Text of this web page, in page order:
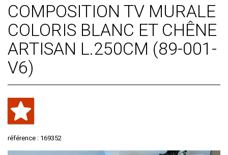
COMPOSITION TV MURALE
COLORIS BLANC ET CHÊNE
ARTISAN L.250CM (89-001-
V6)
référence : 169352